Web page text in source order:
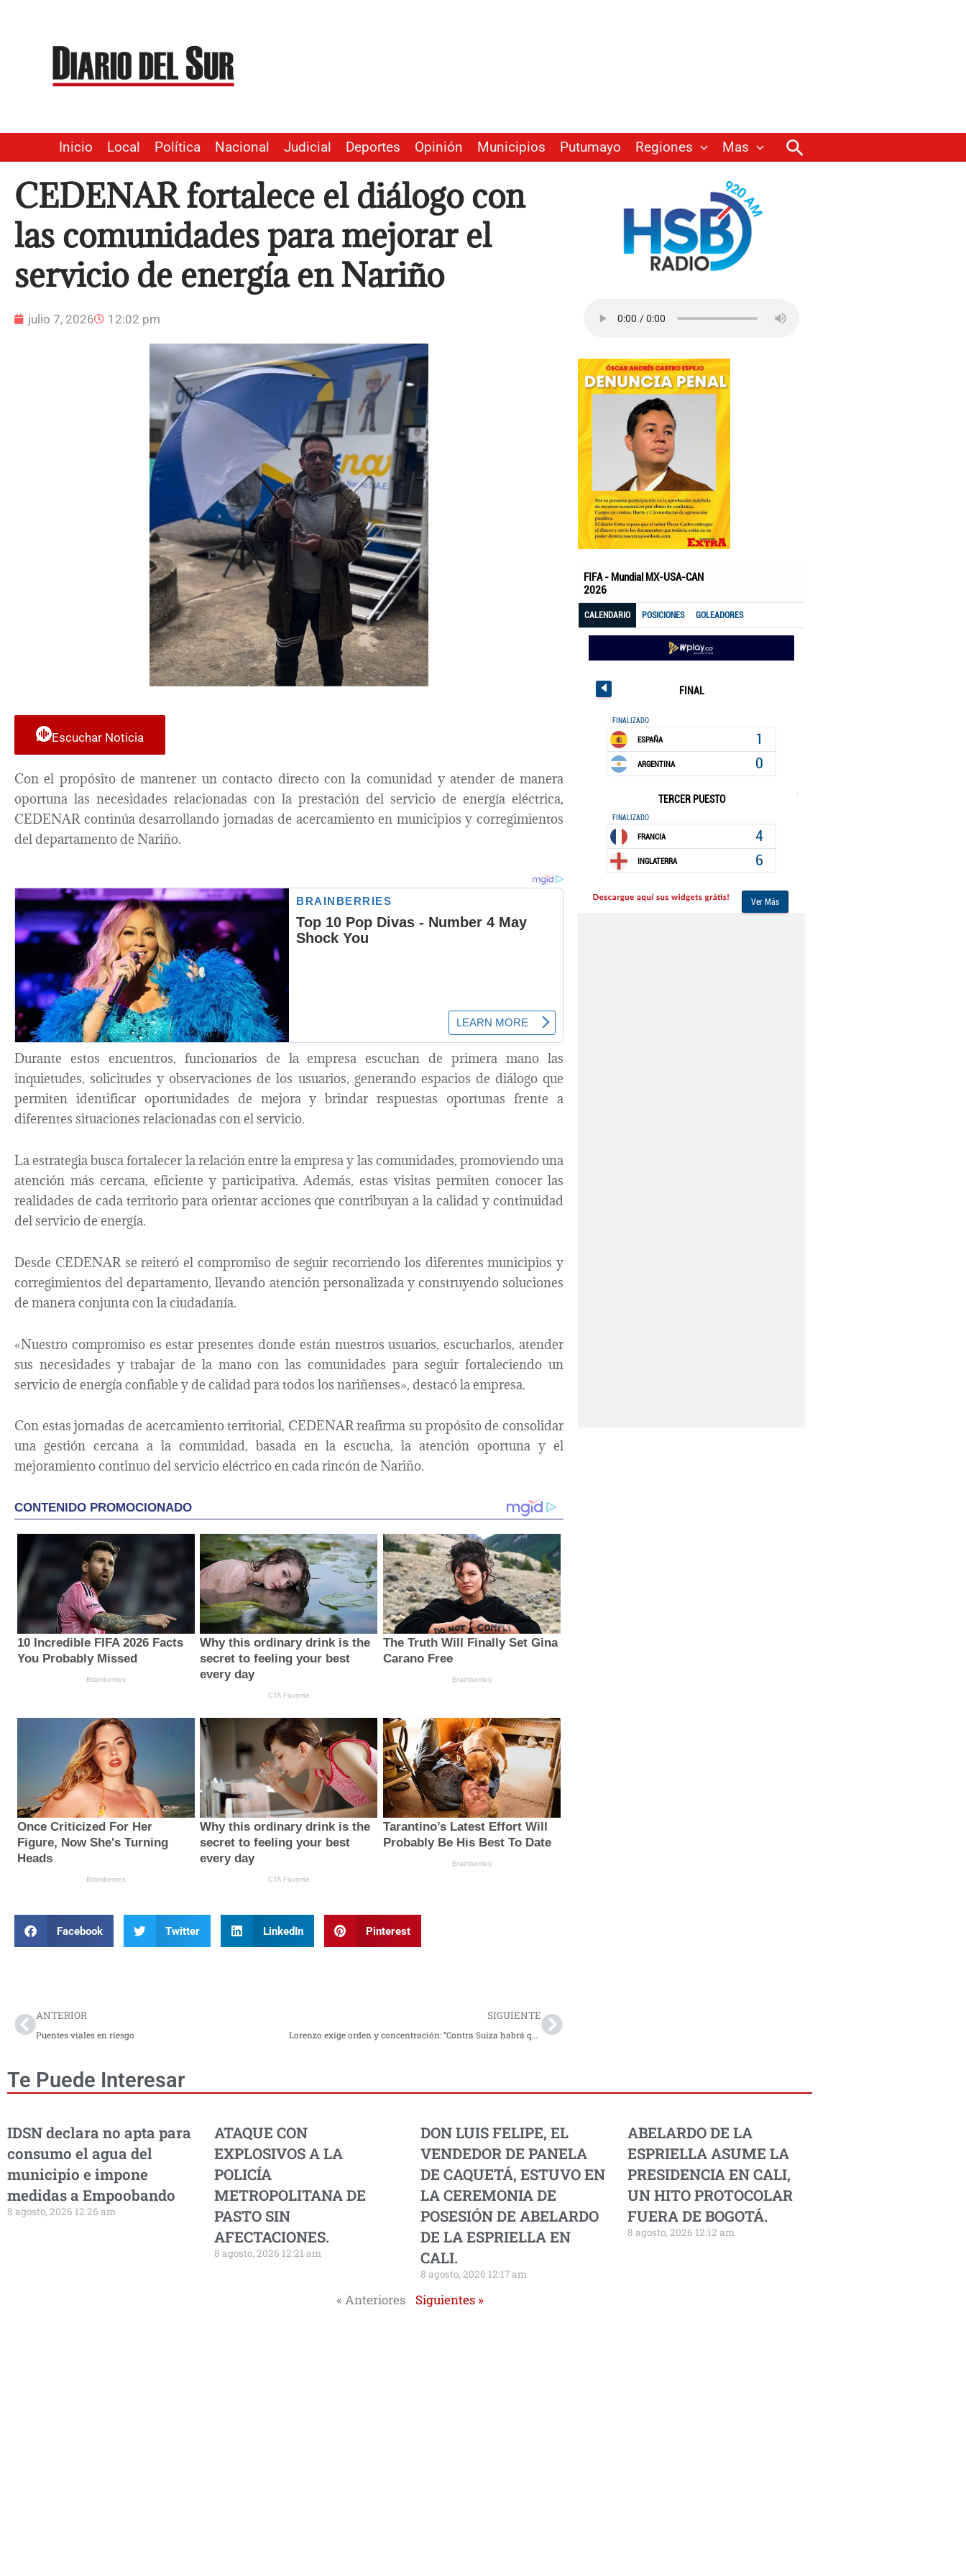
contenido
Inicio Local Política Nacional Judicial Deportes Opinión Municipios Putumayo Regiones Mas Buscar
CEDENAR fortalece el diálogo con
las comunidades para mejorar el
servicio de energía en Nariño
julio 7, 2026 12:02 pm
Escuchar Noticia
Con el propósito de mantener un contacto directo con la comunidad y atender de manera
oportuna las necesidades relacionadas con la prestación del servicio de energía eléctrica,
CEDENAR continúa desarrollando jornadas de acercamiento en municipios y corregimientos
del departamento de Nariño.
Durante estos encuentros, funcionarios de la empresa escuchan de primera mano las
inquietudes, solicitudes y observaciones de los usuarios, generando espacios de diálogo que
permiten identificar oportunidades de mejora y brindar respuestas oportunas frente a
diferentes situaciones relacionadas con el servicio.
La estrategia busca fortalecer la relación entre la empresa y las comunidades, promoviendo una
atención más cercana, eficiente y participativa. Además, estas visitas permiten conocer las
realidades de cada territorio para orientar acciones que contribuyan a la calidad y continuidad
del servicio de energía.
Desde CEDENAR se reiteró el compromiso de seguir recorriendo los diferentes municipios y
corregimientos del departamento, llevando atención personalizada y construyendo soluciones
de manera conjunta con la ciudadanía.
«Nuestro compromiso es estar presentes donde están nuestros usuarios, escucharlos, atender
sus necesidades y trabajar de la mano con las comunidades para seguir fortaleciendo un
servicio de energía confiable y de calidad para todos los nariñenses», destacó la empresa.
Con estas jornadas de acercamiento territorial, CEDENAR reafirma su propósito de consolidar
una gestión cercana a la comunidad, basada en la escucha, la atención oportuna y el
mejoramiento continuo del servicio eléctrico en cada rincón de Nariño.
Facebook Twitter LinkedIn Pinterest
ANTERIOR
Puentes viales en riesgo
SIGUIENTE
Lorenzo exige orden y concentración: “Contra Suiza habrá que tener mucha disciplina táctica”
Te Puede Interesar
IDSN declara no apta para
consumo el agua del
municipio e impone
medidas a Empoobando
8 agosto, 2026 12:26 am
ATAQUE CON
EXPLOSIVOS A LA
POLICÍA
METROPOLITANA DE
PASTO SIN
AFECTACIONES.
8 agosto, 2026 12:21 am
DON LUIS FELIPE, EL
VENDEDOR DE PANELA
DE CAQUETÁ, ESTUVO EN
LA CEREMONIA DE
POSESIÓN DE ABELARDO
DE LA ESPRIELLA EN
CALI.
8 agosto, 2026 12:17 am
ABELARDO DE LA
ESPRIELLA ASUME LA
PRESIDENCIA EN CALI,
UN HITO PROTOCOLAR
FUERA DE BOGOTÁ.
8 agosto, 2026 12:12 am
« Anteriores Siguientes »